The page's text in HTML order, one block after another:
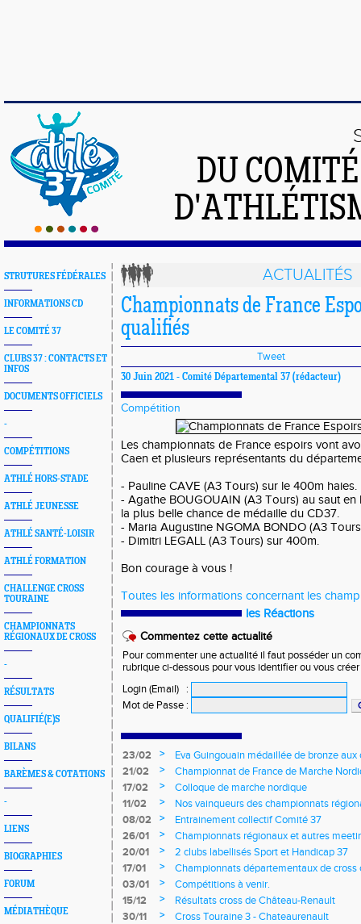
DU
STRUTURES FÉDÉRALES
INFORMATIONS CD
LE COMITÉ 37
CLUBS 37 : CONTACTS ET
INFOS
DOCUMENTS OFFICIELS
-
COMPÉTITIONS
ATHLÉ HORS-STADE
ATHLÉ JEUNESSE
ATHLÉ SANTÉ-LOISIR
ATHLÉ FORMATION
CHALLENGE CROSS
TOURAINE
CHAMPIONNATS
RÉGIONAUX DE CROSS
-
RÉSULTATS
QUALIFIÉ(E)S
BILANS
BARÈMES & COTATIONS
-
LIENS
BIOGRAPHIES
FORUM
MÉDIATHÈQUE
ACTUALITÉS
Championnats de France
qualifiés
Tweet
30 Juin 2021 - Comité Départemental 37 (rédacteur)
Compétition
Les championnats de France espoirs vont
Caen et plusieurs représentants du
- Pauline CAVE (A3 Tours) sur le 400m haies.
- Agathe BOUGOUAIN (A3 Tours) au saut
la plus belle chance de médaille du CD37.
- Maria Augustine NGOMA BONDO (A3
- Dimitri LEGALL (A3 Tours) sur 400m.
Bon courage à vous !
Toutes les informations concernant les
les Réactions
Commentez cette actualité
Pour commenter une actualité il faut posséder un
rubrique ci-dessous pour vous identifier ou vous
Login (Email)
:
Mot de Passe :
23/02 >
Eva Guingouain médaillée de bronze
jeunes
21/02 >
Championnat de France de Marche
17/02
>
Colloque de marche nordique
11/02
>
Nos vainqueurs des championnats
08/02
>
Entrainement collectif Comité 37
26/01
>
Championnats régionaux et autres
20/01
>
2 clubs labellisés Sport et Handicap 37
17/01
>
Championnats départementaux de cross
longs et meetings en salle
03/01 >
Compétitions à venir.
15/12
>
Résultats cross de Château-Renault
30/11
>
Cross Touraine 3 - Chateaurenault